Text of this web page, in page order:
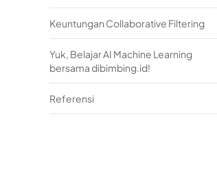
Keuntungan Collaborative Filtering
Yuk, Belajar AI Machine Learning
bersama dibimbing.id!
Referensi